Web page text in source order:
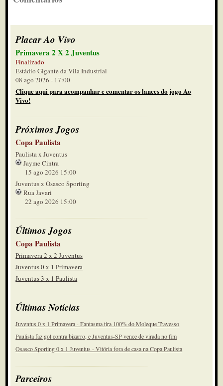
Placar Ao Vivo
Primavera 2 X 2 Juventus
Finalizado
Estádio Gigante da Vila Industrial
08 ago 2026 - 17:00
Clique aqui para acompanhar e comentar os lances do jogo Ao
Vivo!
Próximos Jogos
Copa Paulista
Paulista x Juventus
Jayme Cintra
15 ago 2026 15:00
Juventus x Osasco Sporting
Rua Javari
22 ago 2026 15:00
Últimos Jogos
Copa Paulista
Primavera 2 x 2 Juventus
Juventus 0 x 1 Primavera
Juventus 3 x 1 Paulista
Últimas Notícias
Juventus 0 x 1 Primavera - Fantasma tira 100% do Moleque Travesso
Paulista faz gol contra bizarro, e Juventus-SP vence de virada no fim
Osasco Sporting 0 x 1 Juventus - Vitória fora de casa na Copa Paulista
Parceiros